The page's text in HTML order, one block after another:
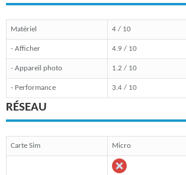
Matériel 4 / 10
- Afficher 4.9 / 10
- Appareil photo 1.2 / 10
- Performance 3.4 / 10
RÉSEAU
Carte Sim Micro